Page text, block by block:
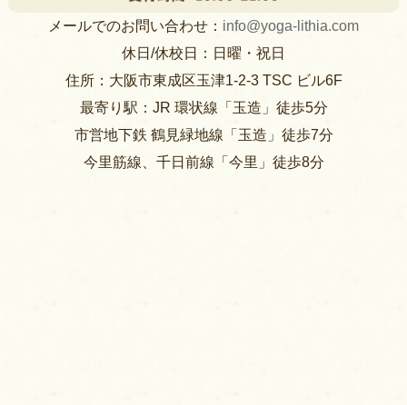
メールでのお問い合わせ： info@yoga-lithia.com
休日/休校日：日曜・祝日
住所：大阪市東成区玉津1-2-3 TSC ビル6F
最寄り駅：JR 環状線「玉造」徒歩5分
市営地下鉄 鶴見緑地線「玉造」徒歩7分
今里筋線、千日前線「今里」徒歩8分